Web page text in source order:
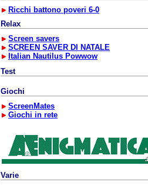
Ricchi battono poveri 6-0
Relax
Screen savers
SCREEN SAVER DI NATALE
Italian Nautilus Powwow
Test
Giochi
ScreenMates
Giochi in rete
Varie